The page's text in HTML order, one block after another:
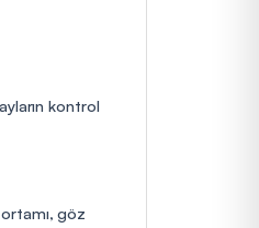
kontrol
göz